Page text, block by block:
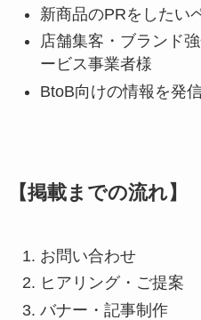
新商品のPRをしたい
店舗集客・ブランド
ービス事業者様
BtoB向けの情報を発
【掲載までの流れ】
お問い合わせ
ヒアリング・ご提案
バナー・記事制作